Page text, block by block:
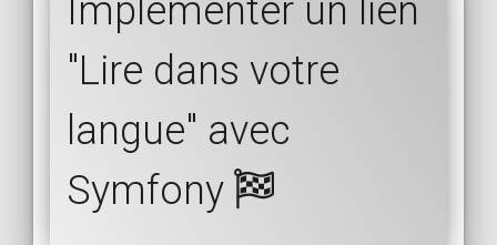
Implémenter un lien
"Lire dans votre
langue" avec
Symfony